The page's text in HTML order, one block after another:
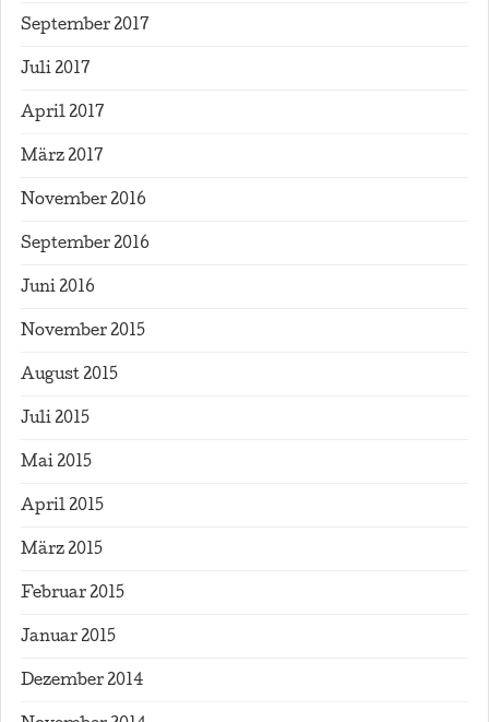
September 2017
Juli 2017
April 2017
März 2017
November 2016
September 2016
Juni 2016
November 2015
August 2015
Juli 2015
Mai 2015
April 2015
März 2015
Februar 2015
Januar 2015
Dezember 2014